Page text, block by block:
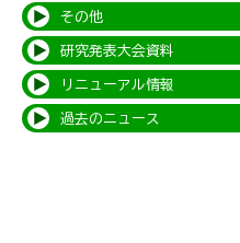
その他
研究発表大会資料
リニューアル情報
過去のニュース